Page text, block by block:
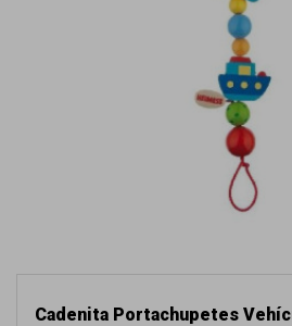
Cadenita Portachupetes